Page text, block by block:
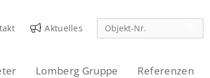
Aktuelles
Lomberg Gruppe Referenzen